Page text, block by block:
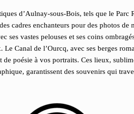
d’Aulnay-sous-Bois, tels que le Parc
cadres enchanteurs pour des photos de
ses vastes pelouses et ses coins
Le Canal de l’Ourcq, avec ses berges
de poésie à vos portraits. Ces lieux,
garantissent des souvenirs qui